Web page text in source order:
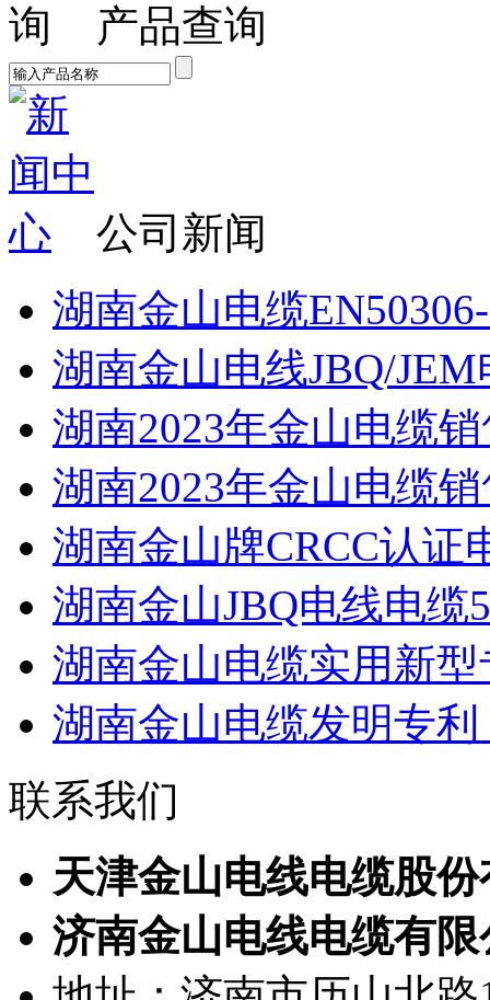
产品查询
公司新闻
湖南金山电缆
湖南金山电线JBQ/
湖南2023年金山电缆
湖南2023年金山电缆
湖南金山牌CRCC认证
湖南金山JBQ电线电缆
湖南金山电缆实用新
湖南金山电缆发明专
联系我们
天津金山电线电缆股
济南金山电线电缆有限